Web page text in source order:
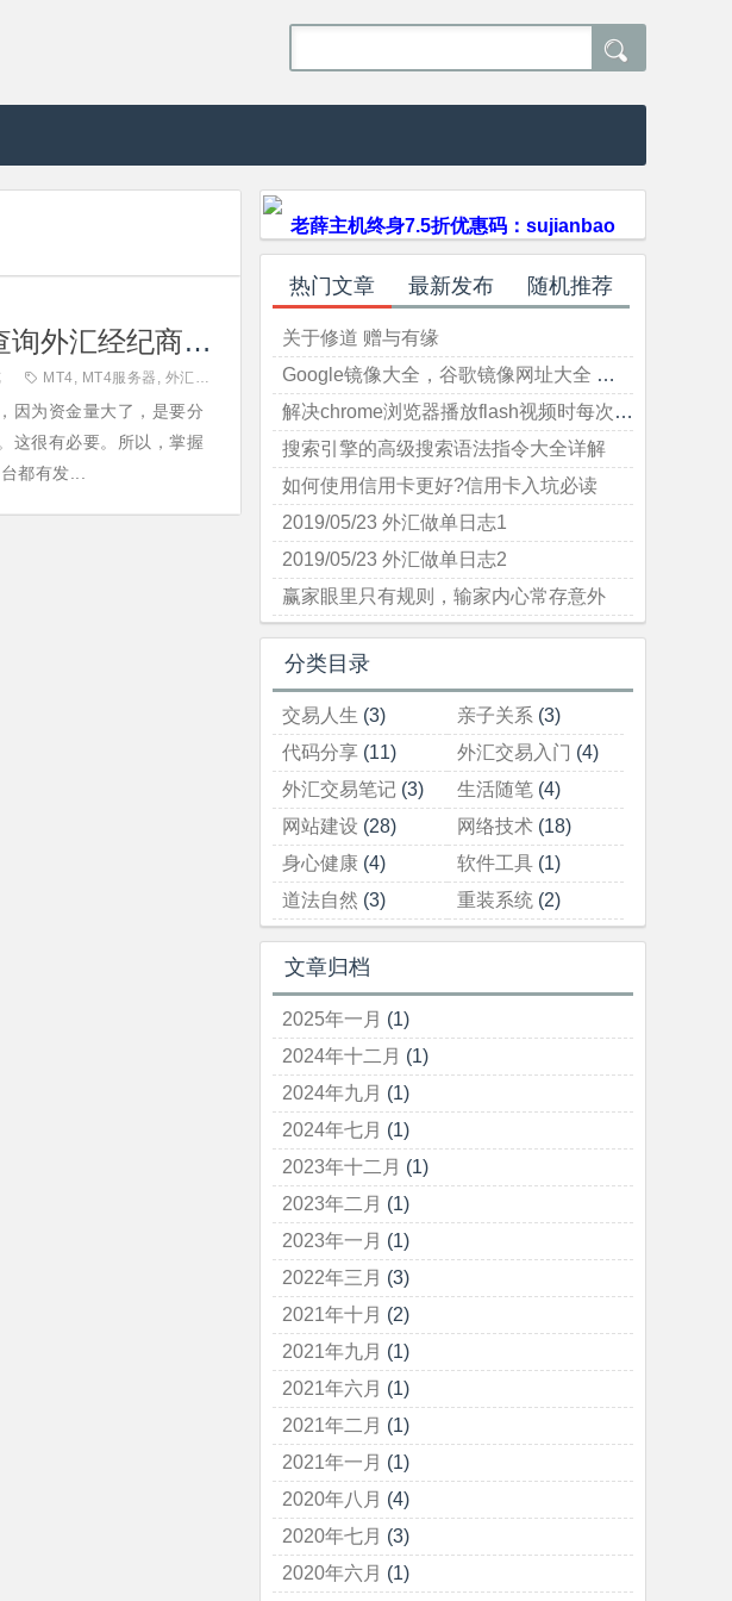

查找MT4服务器IP地址的方法 如何查询外汇经纪商MT4服务器地址
 MT4 MT4服务器 外汇MT4
因为资金量大了，是要分
这很有必要。所以，掌握
都有发...
老薛主机终身7.5折优惠码：sujianbao
热门文章 最新发布 随机推荐
关于修道 赠与有缘
Google镜像大全，谷歌镜像网址大全 本文持续更新（最后更新于2023-01-31）
解决chrome浏览器播放flash视频时每次要点击 "允许" 或 "禁止"的问题
搜索引擎的高级搜索语法指令大全详解
如何使用信用卡更好?信用卡入坑必读
2019/05/23 外汇做单日志1
2019/05/23 外汇做单日志2
赢家眼里只有规则，输家内心常存意外
分类目录
交易人生 (3) 亲子关系 (3)
代码分享 (11) 外汇交易入门 (4)
外汇交易笔记 (3) 生活随笔 (4)
网站建设 (28) 网络技术 (18)
身心健康 (4) 软件工具 (1)
道法自然 (3) 重装系统 (2)
文章归档
2025年一月 (1)
2024年十二月 (1)
2024年九月 (1)
2024年七月 (1)
2023年十二月 (1)
2023年二月 (1)
2023年一月 (1)
2022年三月 (3)
2021年十月 (2)
2021年九月 (1)
2021年六月 (1)
2021年二月 (1)
2021年一月 (1)
2020年八月 (4)
2020年七月 (3)
2020年六月 (1)